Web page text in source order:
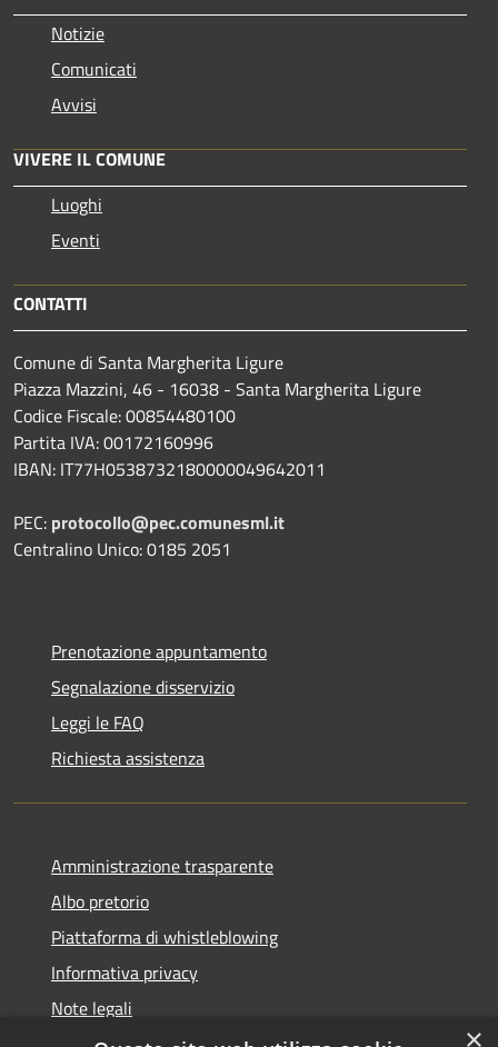
Notizie
Comunicati
Avvisi
VIVERE IL COMUNE
Luoghi
Eventi
CONTATTI
Comune di Santa Margherita Ligure
Piazza Mazzini, 46 - 16038 - Santa Margherita Ligure
Codice Fiscale: 00854480100
Partita IVA: 00172160996
IBAN: IT77H0538732180000049642011
PEC: protocollo@pec.comunesml.it
Centralino Unico: 0185 2051
Prenotazione appuntamento
Segnalazione disservizio
Leggi le FAQ
Richiesta assistenza
Amministrazione trasparente
Albo pretorio
Piattaforma di whistleblowing
Informativa privacy
Note legali
×